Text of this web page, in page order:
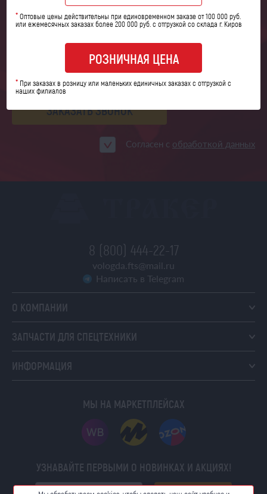
ЗАКАЗАТЬ ЗВОНОК
Согласен с обработкой данных
8 (800) 444-22-17
vologda.fts@mail.ru
Написать в Telegram
О КОМПАНИИ
ЗАПЧАСТИ ДЛЯ СПЕЦТЕХНИКИ
ИНФОРМАЦИЯ
МЫ НА МАРКЕТПЛЕЙСАХ
УЗНАВАЙТЕ ПЕРВЫМИ О НОВИНКАХ И АКЦИЯХ!
*Оптовые цены действительны при единовременном заказе от 100 000 руб.
или ежемесячных заказах более 200 000 руб. с отгрузкой со склада г. Киров
РОЗНИЧНАЯ ЦЕНА
* При заказах в розницу или маленьких единичных заказах с отгрузкой с
наших филиалов